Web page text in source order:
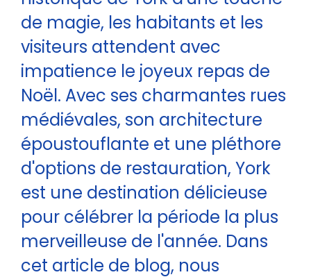
de magie, les habitants et les
visiteurs attendent avec
impatience le joyeux repas de
Noël. Avec ses charmantes rues
médiévales, son architecture
époustouflante et une pléthore
d'options de restauration, York
est une destination délicieuse
pour célébrer la période la plus
merveilleuse de l'année. Dans
cet article de blog, nous